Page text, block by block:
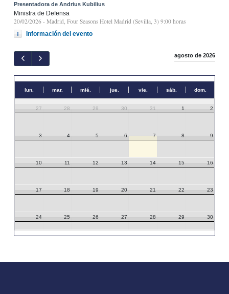
Presentadora de Andrius Kubilius
Ministra de Defensa
20/02/2026 - Madrid, Four Seasons Hotel Madrid (Sevilla, 3) 9:00 horas
Información del evento
agosto de 2026
lun. mar. mié. jue. vie. sáb. dom.
27 28 29 30 31 1 2
3 4 5 6 7 8 9
10 11 12 13 14 15 16
17 18 19 20 21 22 23
24 25 26 27 28 29 30